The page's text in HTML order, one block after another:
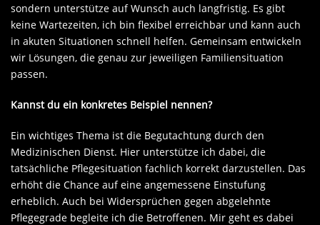
sondern unterstütze auf Wunsch auch langfristig. Es gibt
keine Wartezeiten, ich bin flexibel erreichbar und kann auch
in akuten Situationen schnell helfen. Gemeinsam entwickeln
wir Lösungen, die genau zur jeweiligen Familiensituation
passen.
Kannst du ein konkretes Beispiel nennen?
Ein wichtiges Thema ist die Begutachtung durch den
Medizinischen Dienst. Hier unterstütze ich dabei, die
tatsächliche Pflegesituation fachlich korrekt darzustellen. Das
erhöht die Chance auf eine angemessene Einstufung
erheblich. Auch bei Widersprüchen gegen abgelehnte
Pflegegrade begleite ich die Betroffenen. Mir geht es dabei